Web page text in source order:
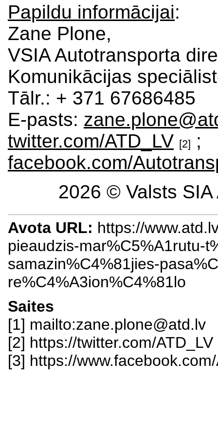
Papildu informācijai:
Zane Plone,
VSIA Autotransporta
Komunikācijas
Tālr.: + 371 67686485
E-pasts:
twitter.com/ATD_LV [2] ;
facebook.com/
2026 © Valsts
Avota URL: https://
pieaudzis-mar%C5%A1rutu-
samazin%C4%81jies-
re%C4%A3ion%C4%81lo
Saites
[1] mailto:zane.plone@atd.lv
[2] https://twitter.com/ATD_LV
[3] https://